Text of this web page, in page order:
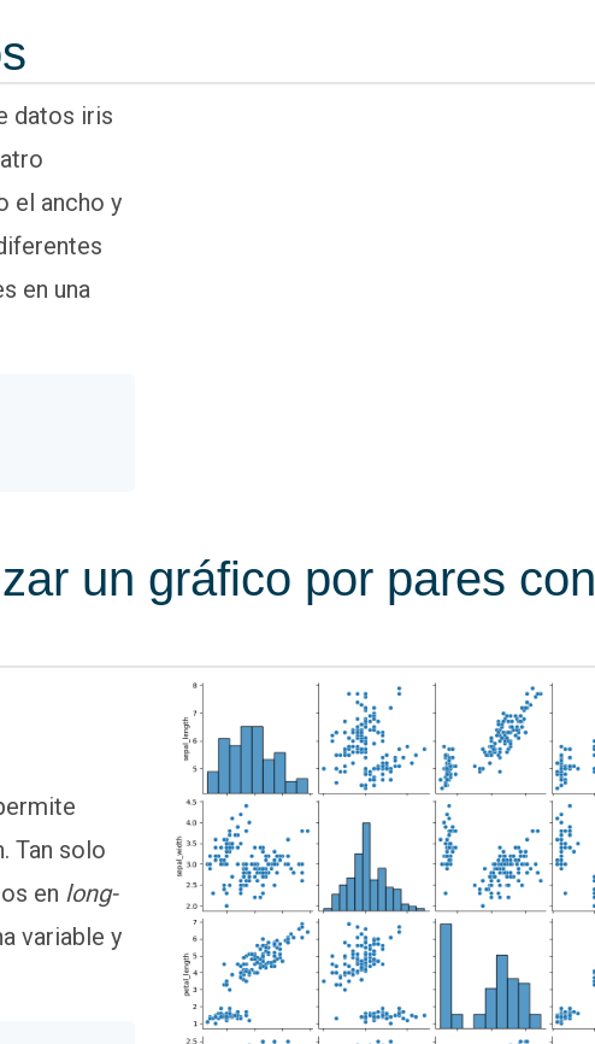
datos iris
el ancho y
en una
un gráfico por pares con
Tan solo
en long-
variable y